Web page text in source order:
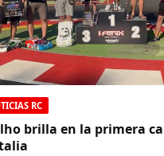
RC
brilla en la primera